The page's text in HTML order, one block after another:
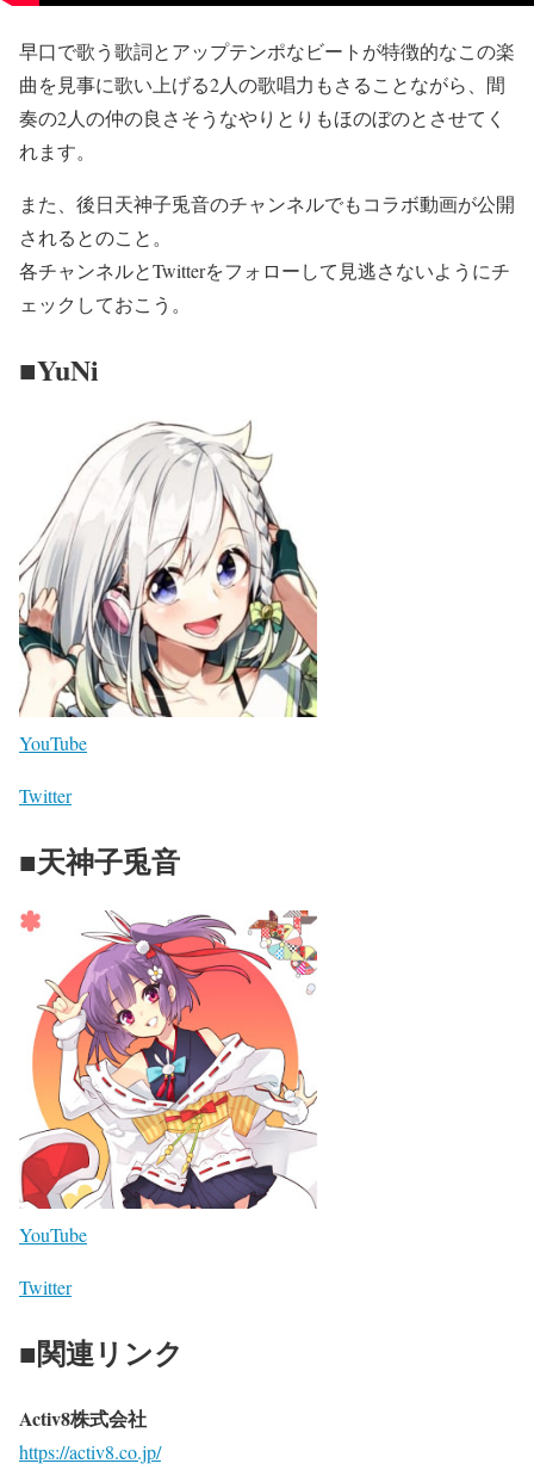
早口で歌う歌詞とアップテンポなビートが特徴的なこの楽
曲を見事に歌い上げる2人の歌唱力もさることながら、間
奏の2人の仲の良さそうなやりとりもほのぼのとさせてく
れます。
また、後日天神子兎音のチャンネルでもコラボ動画が公開
されるとのこと。
各チャンネルとTwitterをフォローして見逃さないようにチ
ェックしておこう。
■YuNi
YouTube
Twitter
■天神子兎音
YouTube
Twitter
■関連リンク
Activ8株式会社
https://activ8.co.jp/